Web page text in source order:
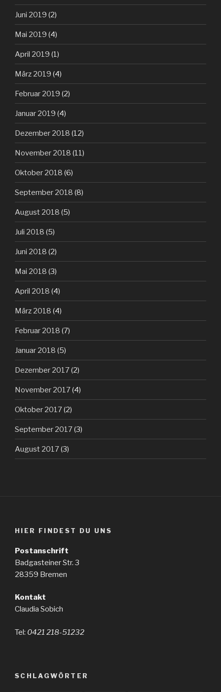
Juni 2019 (2)
Mai 2019 (4)
April 2019 (1)
März 2019 (4)
Februar 2019 (2)
Januar 2019 (4)
Dezember 2018 (12)
November 2018 (11)
Oktober 2018 (6)
September 2018 (8)
August 2018 (5)
Juli 2018 (5)
Juni 2018 (2)
Mai 2018 (3)
April 2018 (4)
März 2018 (4)
Februar 2018 (7)
Januar 2018 (5)
Dezember 2017(2)
November 2017(4)
Oktober 2017(2)
September 2017(3)
August 2017(3)
HIER FINDEST DU UNS
Postanschrift
Badgasteiner Str. 3
28359 Bremen
Kontakt
Claudia Sobich
Tel: 0421 218-51232
SCHLAGWÖRTER